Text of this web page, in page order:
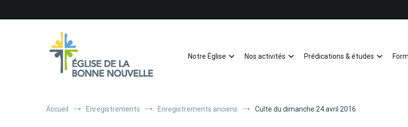
Notre Église Nos activités Prédications & études
Accueil Enregistrements Enregistrements anciens Culte du dimanche 24 avril 2016